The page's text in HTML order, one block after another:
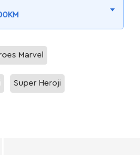
KM
Marvel
Super Heroji